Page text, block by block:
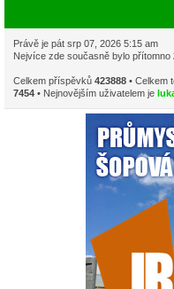
Právě je pát srp 07, 2026 5:15 am
Nejvíce zde současně bylo přítomno
Celkem příspěvků 423888 • Celkem
7454 • Nejnovějším uživatelem je